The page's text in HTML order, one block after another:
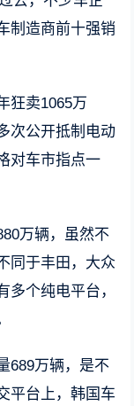
制造商前十强销
狂卖1065万
次公开抵制电动
对车市指点一
万辆，虽然不
同于丰田，大众
多个纯电平台，
689万辆，是不
平台上，韩国车